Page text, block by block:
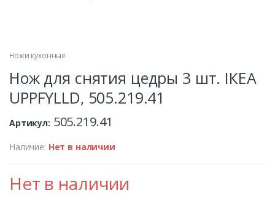
Ножи кухонные
Нож для снятия цедры 3 шт. ІКЕА
UPPFYLLD, 505.219.41
Артикул: 505.219.41
Наличие: Нет в наличии
Нет в наличии